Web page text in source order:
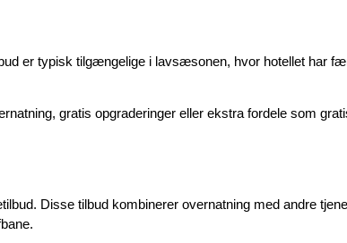
er typisk tilgængelige i lavsæsonen, hvor hotellet har
gratis opgraderinger eller ekstra fordele som
Disse tilbud kombinerer overnatning med andre